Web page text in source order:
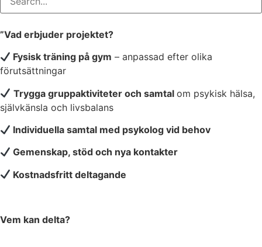
”Vad erbjuder projektet?
Fysisk träning på gym – anpassad efter olika
förutsättningar
Trygga gruppaktiviteter och samtalom psykisk hälsa,
självkänsla och livsbalans
Individuella samtal med psykolog vid behov
Gemenskap, stöd och nya kontakter
Kostnadsfritt deltagande
Vem kan delta?